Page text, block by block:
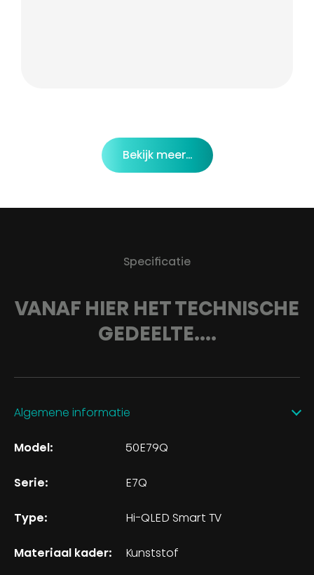
Bekijk meer...
Specificatie
VANAF HIER HET TECHNISCHE
GEDEELTE....
Algemene informatie
Model: 50E79Q
Serie: E7Q
Type: Hi-QLED Smart TV
Materiaal kader: Kunststof